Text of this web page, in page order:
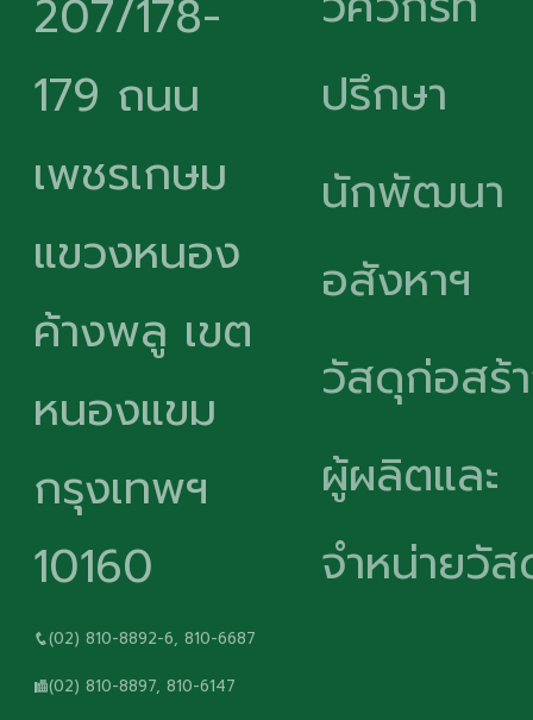
207/178-
179 ถนน
เพชรเกษม
แขวงหนอง
ค้างพลู เขต
หนองแขม
กรุงเทพฯ
10160
(02) 810-8892-6, 810-6687
(02) 810-8897, 810-6147
ปรึกษา
นักพัฒนา
อสังหาฯ
วัสดุก่อสร้
ผู้ผลิตและ
จำหน่ายวั